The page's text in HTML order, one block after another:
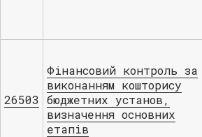
26503
Фінансовий контроль за
виконанням кошторису
бюджетних установ,
визначення основних
етапів